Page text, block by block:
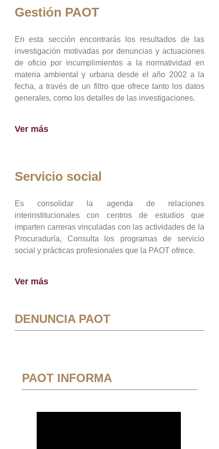
Gestión PAOT
En esta sección encontrarás los resultados de las
investigación motivadas por denuncias y actuaciones
de oficio por incumplimientos a la normatividad en
materia ambiental y urbana desde el año 2002 a la
fecha, a través de un filtro que ofrece tanto los datos
generales, como los detalles de las investigaciones.
Ver más
Servicio social
Es consolidar la agenda de relaciones
interinstitucionales con centros de estudios que
imparten carreras vinculadas con las actividades de la
Procuraduría, Consulta los programas de servicio
social y prácticas profesionales que la PAOT ofrece.
Ver más
DENUNCIA PAOT
PAOT INFORMA